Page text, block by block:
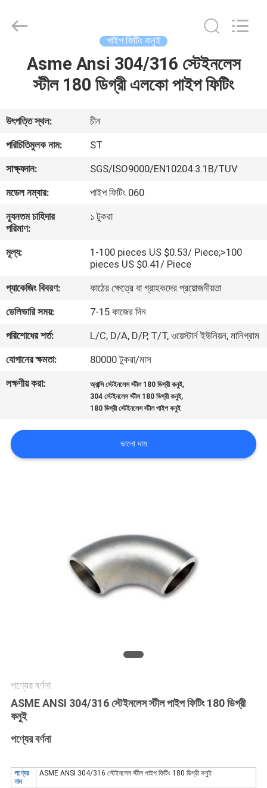
ভিডিও
VR
প্রদর্শন
আমাদের
সম্পর্কে
কারখানা
ভ্রমণ
মান
নিয়ন্ত্রণ
সাথে
যোগাযোগ
গোপনীয়তা
নীতি
Developed
পাইপ ফিটিং কনুই
Asme Ansi 304/316 স্টেইনলেস
স্টীল 180 ডিগ্রী এলকো পাইপ ফিটিং
উৎপত্তি স্থল:
চীন
পরিচিতিমুলক নাম:
ST
সাক্ষ্যদান:
SGS/ISO9000/EN10204 3.1B/TUV
মডেল নম্বার:
পাইপ ফিটিং 060
ন্যূনতম চাহিদার
পরিমাণ:
১ টুকরা
মূল্য:
1-100 pieces US $0.53/ Piece;>100
pieces US $0.41/ Piece
প্যাকেজিং বিবরণ:
কাঠের ক্ষেত্রে বা গ্রাহকদের প্রয়োজনীয়তা
ডেলিভারি সময়:
7-15 কাজের দিন
পরিশোধের শর্ত:
L/C, D/A, D/P, T/T, ওয়েস্টার্ন ইউনিয়ন, মানিগ্রাম
যোগানের ক্ষমতা:
80000 টুকরা/মাস
লক্ষণীয় করা:
অ্যান্সি স্টেইনলেস স্টীল 180 ডিগ্রী কনুই,
304 স্টেইনলেস স্টীল 180 ডিগ্রী কনুই,
180 ডিগ্রী স্টেইনলেস স্টীল পাইপ কনুই
ভালো দাম
পণ্যের বর্ণনা
ASME ANSI 304/316 স্টেইনলেস স্টীল পাইপ ফিটিং 180 ডিগ্রী
কনুই
পণ্যের বর্ণনা
পণ্যের
নাম
ASME ANSI 304/316 স্টেইনলেস স্টীল পাইপ ফিটিং 180 ডিগ্রী কনুই